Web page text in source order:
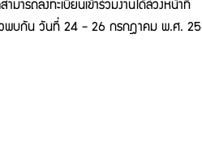
ารถลงทะเบียนเข้าร่วมงานได้ล่วงหน้าที่
พบกัน วันที่ 24 - 26 กรกฎาคม พ.ศ.